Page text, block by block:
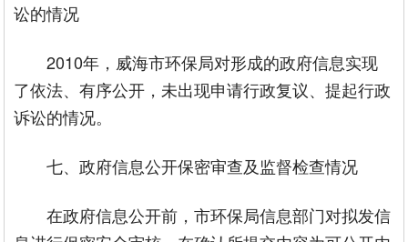
讼的情况
2010年，威海市环保局对形成的政府信息实现
了依法、有序公开，未出现申请行政复议、提起行政
诉讼的情况。
七、政府信息公开保密审查及监督检查情况
在政府信息公开前，市环保局信息部门对拟发信